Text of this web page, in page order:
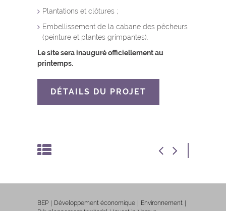
Plantations et clôtures ;
Embellissement de la cabane des pêcheurs
(peinture et plantes grimpantes).
Le site sera inauguré officiellement au
printemps.
DÉTAILS DU PROJET
BEP Développement économique
Environnement